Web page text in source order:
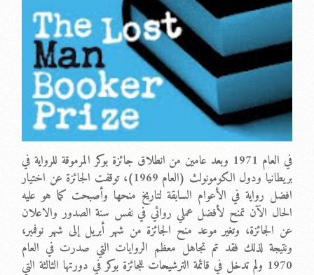
في العام 1971 وبعد عامين من انطلاق جائزة بوكر المرموقة للرواية في
بريطانيا ودول الكومونولث (العام 1969)، توقفت الجائزة عن اختيار
افضل رواية في الأعوام السابقة لتاريخ منحها وأصبحت كما هو عليه
الحال الآن تمنح لأفضل عملي روائي في نفس سنة الصدور والاعلان
عن الجائزة، وتغير موعد منح الجائزة من شهر أبريل إلى شهر نوفمبر،
ونتيجة لذلك فقد تم تجاهل معظم الروايات التي صدرت في العام
1970 ولم تدخل في قائمة الترشيحات للجائزة بوكر في دورتها الثالثة التي